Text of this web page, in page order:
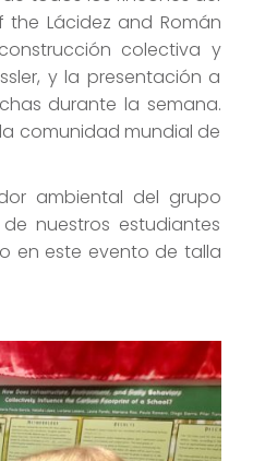
Lácidez and Román
colectiva y
y la presentación a
durante la semana.
comunidad mundial de
ambiental del grupo
nuestros estudiantes
en este evento de talla